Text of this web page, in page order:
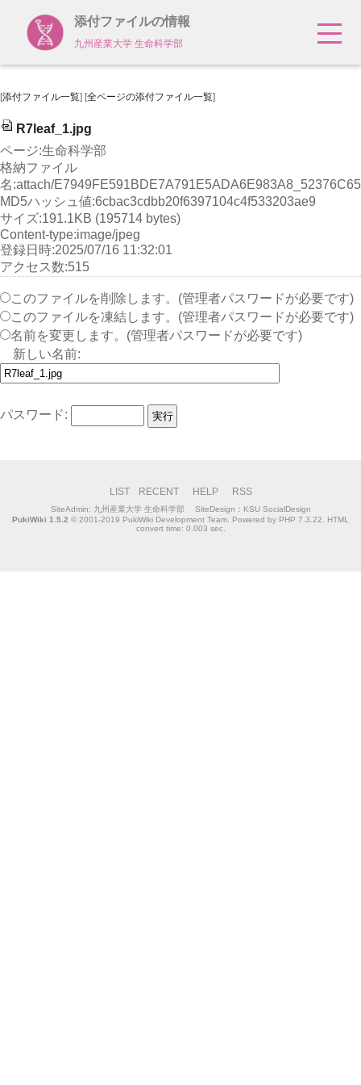
添付ファイルの情報
九州産業大学 生命科学部
[添付ファイル一覧] [全ページの添付ファイル一覧]
R7leaf_1.jpg
ページ:生命科学部
格納ファイル
名:attach/
MD5ハッシュ値:6cbac3cdbb20f6397104c4f533203ae9
サイズ:191.1KB (195714 bytes)
Content-type:image/jpeg
登録日時:2025/07/16 11:32:01
アクセス数:515
このファイルを削除します。(管理者パスワードが必要です)
このファイルを凍結します。(管理者パスワードが必要です)
名前を変更します。(管理者パスワードが必要です)
新しい名前:
パスワード:
LIST RECENT HELP RSS
SiteAdmin: 九州産業大学 生命科学部SiteDesign：KSU SocialDesign
PukiWiki 1.5.2 © 2001-2019 PukiWiki Development Team . Powered by PHP 7.3.22. HTML
convert time: 0.003 sec.